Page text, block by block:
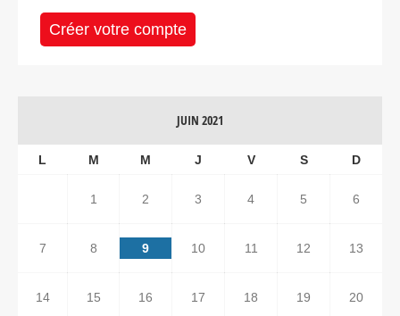
Créer votre compte
JUIN 2021
L M M J V S D
1 2 3 4 5 6
7 8 9 10 11 12 13
14 15 16 17 18 19 20